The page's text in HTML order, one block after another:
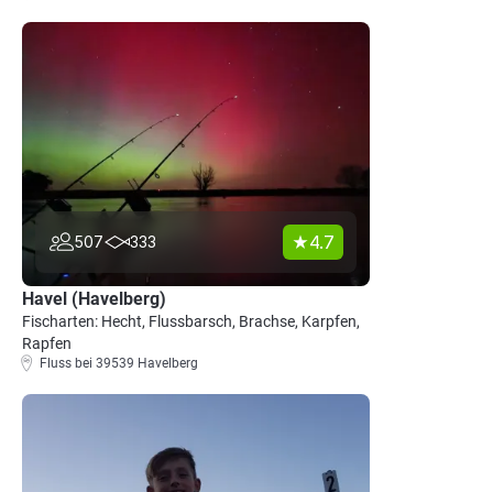
507 333 4.7
Havel (Havelberg)
Fischarten: Hecht, Flussbarsch, Brachse, Karpfen,
Rapfen
Fluss bei 39539 Havelberg